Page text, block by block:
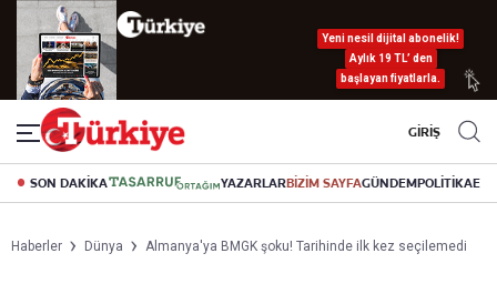
Yeni nesil dijital abonelik!
Aylık 19 TL’ den
başlayan fiyatlarla.
GİRİŞ
SON DAKİKA YAZARLARBİZİM SAYFAGÜNDEMPOLİTİKA
Haberler Dünya Almanya'ya BMGK şoku! Tarihinde ilk kez seçilemedi